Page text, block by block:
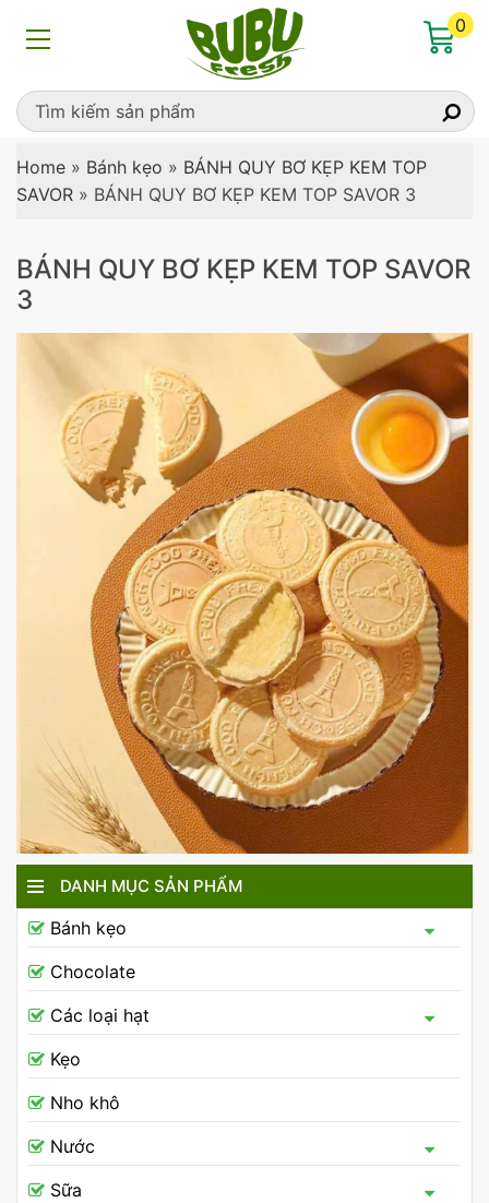
0
Home » Bánh kẹo » BÁNH QUY BƠ KẸP KEM TOP
SAVOR » BÁNH QUY BƠ KẸP KEM TOP SAVOR 3
BÁNH QUY BƠ KẸP KEM TOP SAVOR
3
DANH MỤC SẢN PHẨM
Bánh kẹo
Chocolate
Các loại hạt
Kẹo
Nho khô
Nước
Sữa